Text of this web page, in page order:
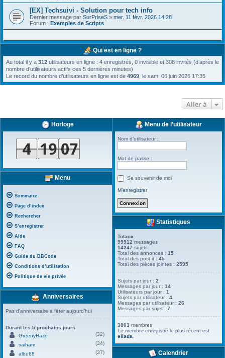
[EX] Techsuivi - Solution pour tech info
Dernier message par SurPriseS » mer. 11 févr. 2026 14:28
Forum : Exemples de Scripts
Qui est en ligne ?
Au total il y a 312 utilisateurs en ligne : 4 enregistrés, 0 invisible et 308 invités (d’après le
nombre d’utilisateurs actifs ces 5 dernières minutes)
Le record du nombre d’utilisateurs en ligne est de 4969 , le sam. 06 juin 2026 17:35
Aller à
Horloge
Menu
Sommaire
Page d’index
Rechercher
S’enregistrer
Aide
FAQ
Guide du BBCode
Conditions d’utilisation
Politique de vie privée
Anniversaires
Pas d’anniversaire à fêter aujourd’hui
Durant les 5 prochains jours
GreenyHaze
(32)
saiham
(34)
albu68
(37)
Menu de l’utilisateur
Nom d’utilisateur :
Mot de passe :
Se souvenir de moi
M’enregistrer
Statistiques
Totaux
99912 messages
14247 sujets
Total des annonces :15
Total des post-it :45
Total des pièces jointes :2595
Sujets par jour :2
Messages par jour :14
Utilisateurs par jour :1
Sujets par utilisateur :4
Messages par utilisateur :26
Messages par sujet :7
3803 membres
Le membre enregistré le plus récent est
eliada
Calendrier